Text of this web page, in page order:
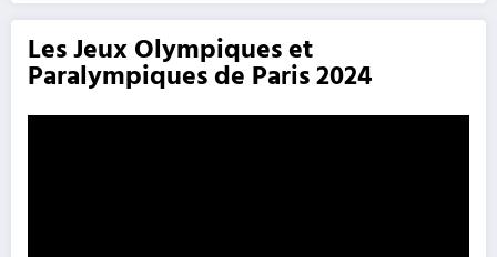
Les Jeux Olympiques et
Paralympiques de Paris 2024